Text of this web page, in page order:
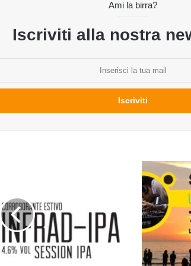
Ami la birra?
Iscriviti alla nostra
Strade
di
Birra